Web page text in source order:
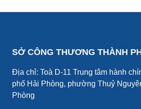
SỞ CÔNG THƯƠNG THÀNH
Địa chỉ: Toà D-11 Trung tâm hành
phố Hải Phòng, phường Thuỷ
Phòng